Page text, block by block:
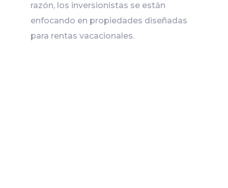
razón, los inversionistas se están
enfocando en propiedades diseñadas
para rentas vacacionales.